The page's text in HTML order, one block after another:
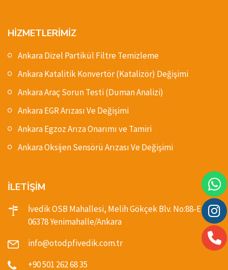
HİZMETLERİMİZ
Ankara Dizel Partikül Filtre Temizleme
Ankara Katalitik Konvertör (Katalizör) Değişimi
Ankara Araç Sorun Testi (Duman Analizi)
Ankara EGR Arızası Ve Değişimi
Ankara Egzoz Arıza Onarımı ve Tamiri
Ankara Oksijen Sensörü Arızası Ve Değişimi
İLETİŞİM
İvedik OSB Mahallesi, Melih Gökçek Blv. No:88-E,
06378 Yenimahalle/Ankara
info@otodpfivedik.com.tr
+90 501 262 68 35